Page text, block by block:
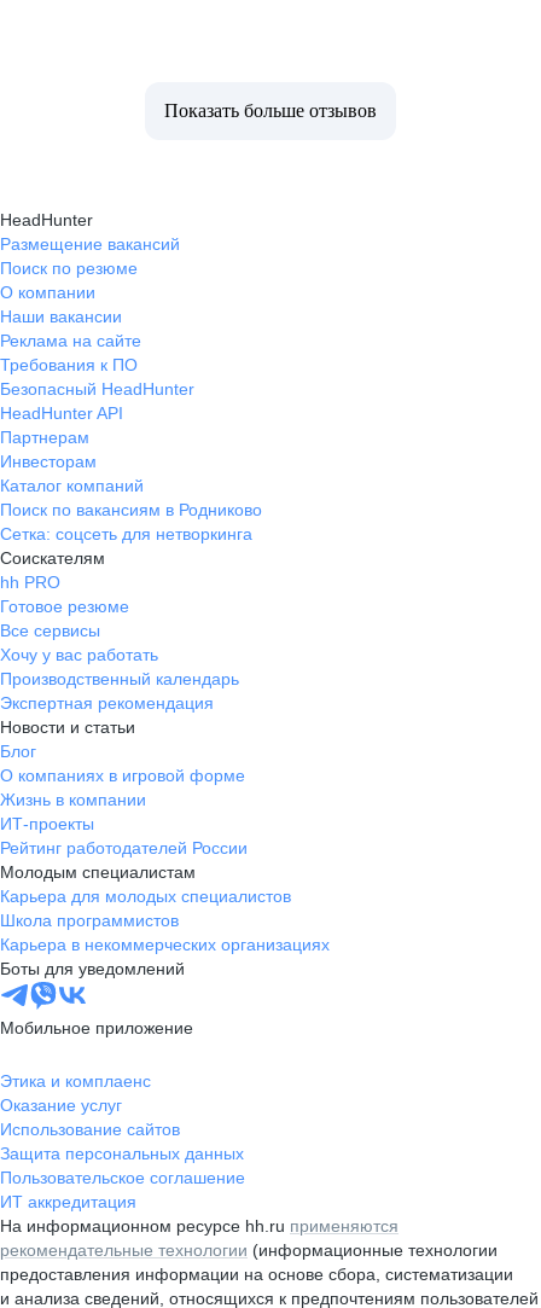
Показать больше отзывов
HeadHunter
Размещение вакансий
Поиск по резюме
О компании
Наши вакансии
Реклама на сайте
Требования к ПО
Безопасный HeadHunter
HeadHunter API
Партнерам
Инвесторам
Каталог компаний
Поиск по вакансиям в Родниково
Сетка: соцсеть для нетворкинга
Соискателям
hh PRO
Готовое резюме
Все сервисы
Хочу у вас работать
Производственный календарь
Экспертная рекомендация
Новости и статьи
Блог
О компаниях в игровой форме
Жизнь в компании
ИТ-проекты
Рейтинг работодателей России
Молодым специалистам
Карьера для молодых специалистов
Школа программистов
Карьера в некоммерческих организациях
Боты для уведомлений
Мобильное приложение
Этика и комплаенс
Оказание услуг
Использование сайтов
Защита персональных данных
Пользовательское соглашение
ИТ аккредитация
На информационном ресурсе hh.ru применяются
рекомендательные технологии (информационные технологии
предоставления информации на основе сбора, систематизации
и анализа сведений, относящихся к предпочтениям пользователей